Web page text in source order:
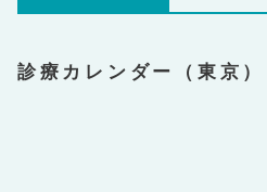
診療カレンダー（東京）